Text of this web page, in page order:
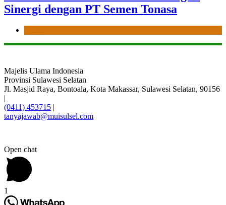
Sinergi dengan PT Semen Tonasa
Majelis Ulama Indonesia
Provinsi Sulawesi Selatan
Jl. Masjid Raya, Bontoala, Kota Makassar, Sulawesi Selatan, 90156
|
(0411) 453715 |
tanyajawab@muisulsel.com
Open chat
1